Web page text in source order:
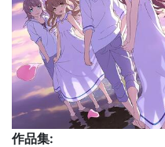
作品集: